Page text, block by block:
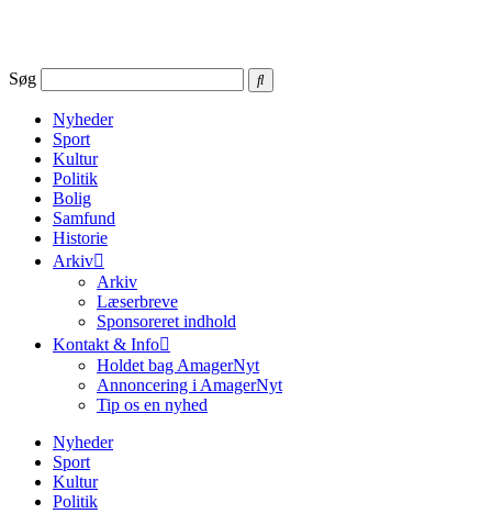
Søg
Nyheder
Sport
Kultur
Politik
Bolig
Samfund
Historie
Arkiv
Arkiv
Læserbreve
Sponsoreret indhold
Kontakt & Info
Holdet bag AmagerNyt
Annoncering i AmagerNyt
Tip os en nyhed
Nyheder
Sport
Kultur
Politik